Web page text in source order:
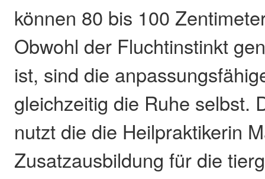
können 80 bis 100
Obwohl der Fluchtinstinkt
ist, sind die
gleichzeitig die Ruhe selbst.
nutzt die die Heilpraktikerin
Zusatzausbildung für die